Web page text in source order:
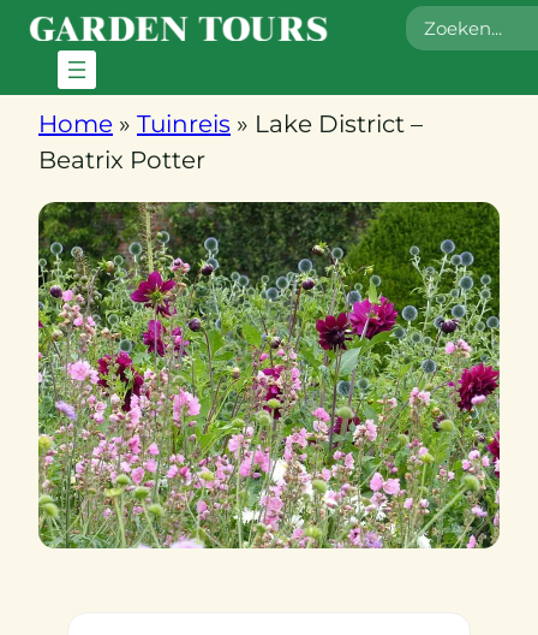
Zoeken
Home » Tuinreis » Lake District –
Beatrix Potter